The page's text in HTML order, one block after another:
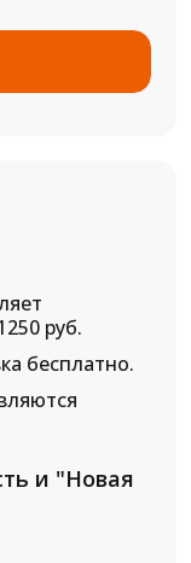
руб.
бесплатно.
и "Новая